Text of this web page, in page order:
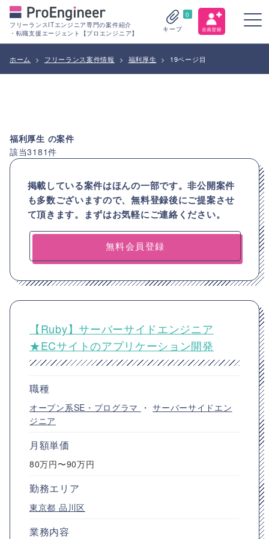
フリーランスITエンジニア専門の案件紹介
・転職支援エージェント【プロエンジニア】
0
キープ
ホーム > フリーランス案件情報 > 福利厚生 > 19ページ目
福利厚生 の案件
該当3181件
掲載している案件はほんの一部です。非公開案件
も多数ございますので、無料登録後にご提案させ
て頂きます。まずはお気軽にご連絡ください。
無料会員登録
【Ruby】サーバーサイドエンジニア
★ECサイトのアプリケーション開発
職種
オープン系SE・プログラマ ・サーバーサイドエン
ジニア
月額単価
80万円〜90万円
勤務エリア
東京都 品川区
業務内容